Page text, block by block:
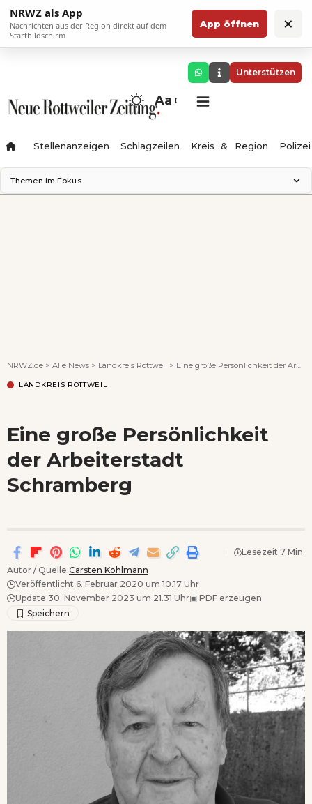
NRWZ als App
Nachrichten aus der Region direkt auf dem
Startbildschirm.
App öffnen ×
Unterstützen
Aa
Stellenanzeigen Schlagzeilen Kreis & Region Polizei
Themen im Fokus
NRWZ.de > Alle News > Landkreis Rottweil > Eine große Persönlichkeit der Arbeiterstadt Schramberg
LANDKREIS ROTTWEIL
Eine große Persönlichkeit
der Arbeiterstadt
Schramberg
Autor / Quelle:Carsten Kohlmann
Veröffentlicht 6. Februar 2020 um 10.17 Uhr
Update 30. November 2023 um 21.31 Uhr▣ PDF erzeugen
Lesezeit 7 Min.